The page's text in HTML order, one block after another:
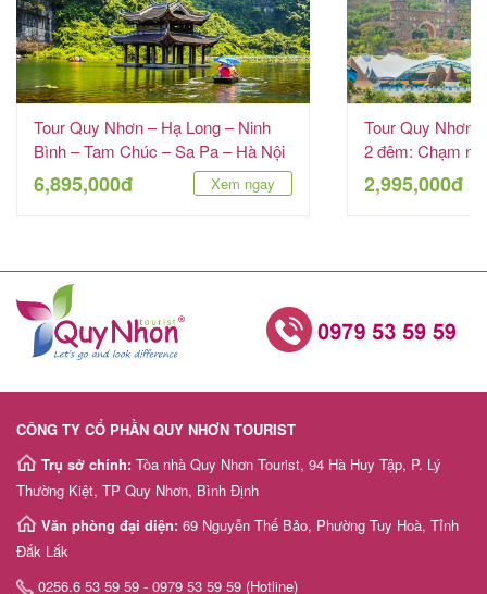
Tour Quy Nhơn – Hạ Long – Ninh
Bình – Tam Chúc – Sa Pa – Hà Nội
6 ngày 5 đêm
6,895,000đ Xem ngay
Tour Quy Nhơn
2 đêm: Chạm
VinWonders
2,995,000đ
CÔNG TY CỔ PHẦN QUY NHƠN TOURIST
Trụ sở chính: Tòa nhà Quy Nhơn Tourist, 94 Hà Huy Tập, P. Lý
Thường Kiệt, TP Quy Nhơn, Bình Định
Văn phòng đại diện: 69 Nguyễn Thế Bảo, Phường Tuy Hoà, Tỉnh
Đắk Lắk
0256.6 53 59 59 - 0979 53 59 59 (Hotline)